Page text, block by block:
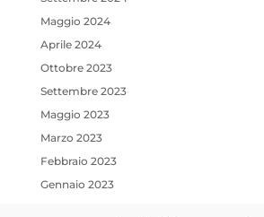
Maggio 2024
Aprile 2024
Ottobre 2023
Settembre 2023
Maggio 2023
Marzo 2023
Febbraio 2023
Gennaio 2023